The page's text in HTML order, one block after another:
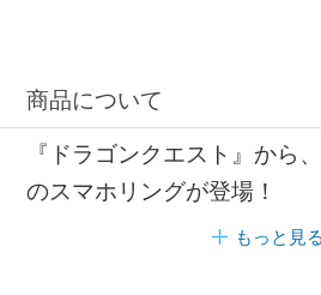
商品について
『ドラゴンクエスト』から
のスマホリングが登場！
もっと見る